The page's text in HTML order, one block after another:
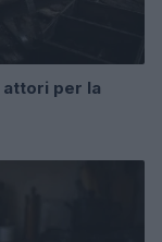
attori per la